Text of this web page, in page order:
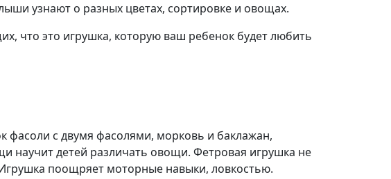
узнают о разных цветах, сортировке и овощах.
что это игрушка, которую ваш ребенок будет любить
фасоли с двумя фасолями, морковь и баклажан,
научит детей различать овощи. Фетровая игрушка не
поощряет моторные навыки, ловкостью.